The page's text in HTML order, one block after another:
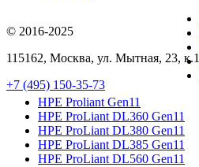
© 2016-2025
115162, Москва, ул. Мытная, 23, к.1
+7 (495) 150-35-73
HPE Proliant Gen11
HPE ProLiant DL360 Gen11
HPE ProLiant DL380 Gen11
HPE ProLiant DL385 Gen11
HPE ProLiant DL560 Gen11